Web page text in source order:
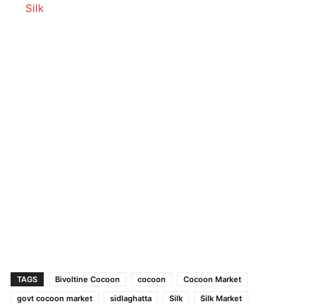
In relation to
Silk
TAGS Bivoltine Cocoon cocoon
Cocoon Market
govt cocoon market
sidlaghatta Silk Silk Market